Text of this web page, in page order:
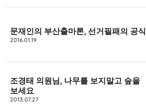
문재인의 부산출마론, 선거필패의 공식
2016.01.19
조경태 의원님, 나무를 보지말고 숲을
보세요
2013.07.27